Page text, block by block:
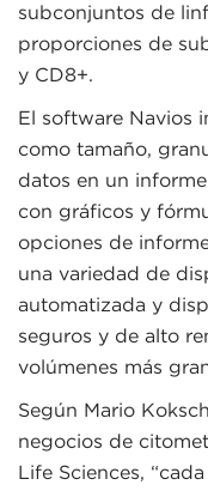
subconjuntos de
proporciones de
y CD8+.
El software Navios
como tamaño,
datos en un
con gráficos y
opciones de
una variedad de
automatizada y
seguros y de alto
volúmenes más
Según Mario
negocios de
Life Sciences,